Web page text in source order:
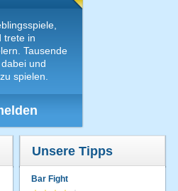
trete in
Tausende
und
spielen.
Unsere Tipps
Bar Fight